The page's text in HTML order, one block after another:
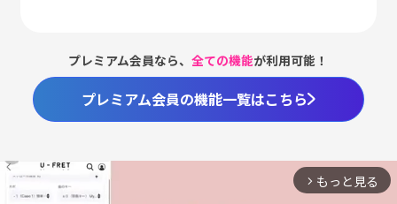
プレミアム会員なら、全ての機能が利用可能！
プレミアム会員の機能一覧はこちら
arrow_forward_ios もっと見る